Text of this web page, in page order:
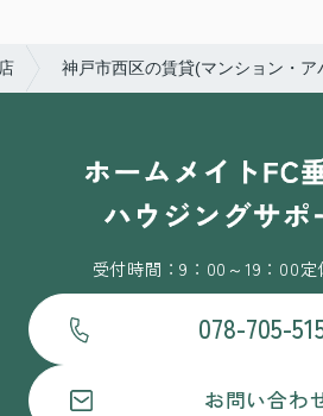
神戸市西区の賃貸(マンション・ア
受付時間：9：00～19：00
078-705-
お問い合わ